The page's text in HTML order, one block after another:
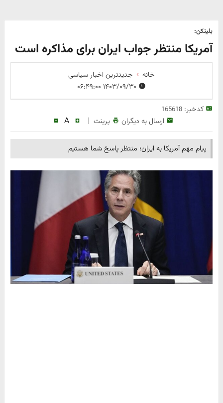
بلینکن:
آمریکا منتظر جواب ایران برای مذاکره است
خانه
جدیدترین اخبار سیاسی
کدخبر:165618
ارسال به دیگران پرینت |
A
پیام مهم آمریکا به ایران؛ منتظر پاسخ شما هستیم